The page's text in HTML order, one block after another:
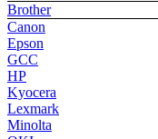
Brother
Canon
Epson
GCC
HP
Kyocera
Lexmark
Minolta